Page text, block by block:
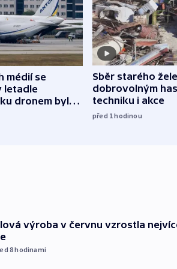
médií se
letadle
dronem byla
Sběr starého
dobrovolným
techniku i akce
před 1hodinou
výroba v červnu vzrostla
8hodinami